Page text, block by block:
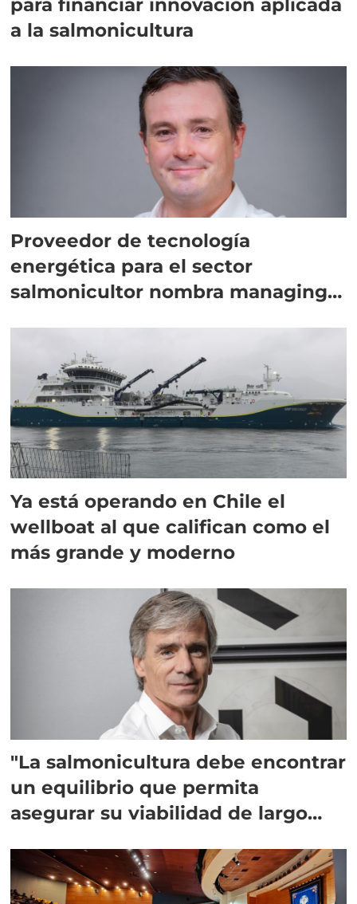
a la salmonicultura
Proveedor de tecnología
energética para el sector
salmonicultor nombra managing
Ya está operando en Chile el
wellboat al que califican como el
más grande y moderno
"La salmonicultura debe encontrar
un equilibrio que permita
asegurar su viabilidad de largo